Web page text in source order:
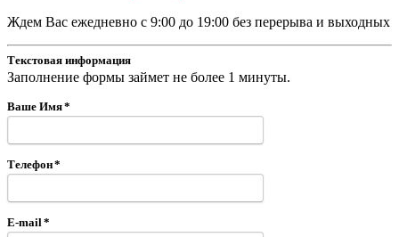
Ждем Вас ежедневно с 9:00 до 19:00 без перерыва и выходных
Текстовая информация
Заполнение формы займет не более 1 минуты.
Ваше Имя*
Телефон*
E-mail *